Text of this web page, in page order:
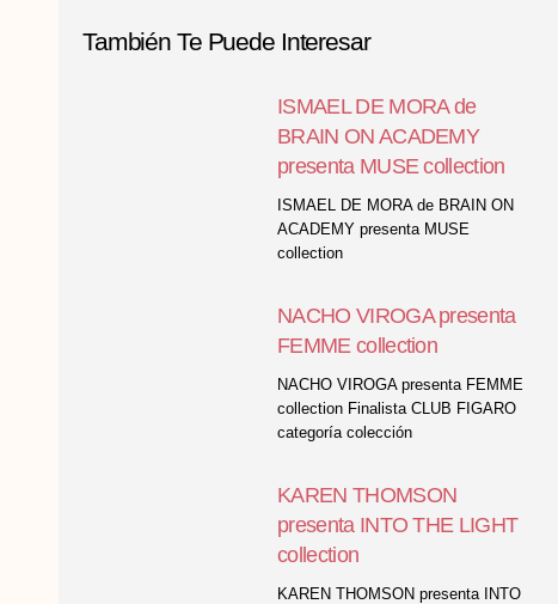
También Te Puede Interesar
ISMAEL DE MORA de
BRAIN ON ACADEMY
presenta MUSE collection
ISMAEL DE MORA de BRAIN ON
ACADEMY presenta MUSE
collection
NACHO VIROGA presenta
FEMME collection
NACHO VIROGA presenta FEMME
collection Finalista CLUB FIGARO
categoría colección
KAREN THOMSON
presenta INTO THE LIGHT
collection
KAREN THOMSON presenta INTO